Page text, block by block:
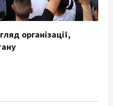
організації,